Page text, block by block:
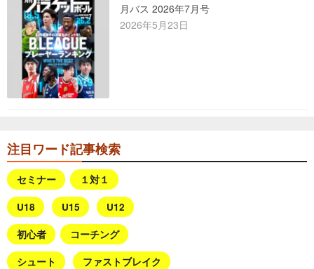
月バス 2026年7月号
2026年5月23日
注目ワード記事検索
セミナー １対１
U18 U15 U12
初心者 コーチング
シュート ファストブレイク